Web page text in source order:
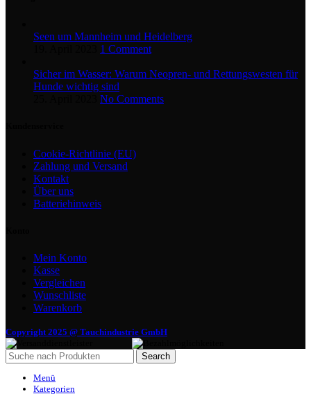
Seen um Mannheim und Heidelberg
1 Comment
Sicher im Wasser: Warum Neopren- und Rettungswesten für
Hunde wichtig sind
No Comments
Cookie-Richtlinie (EU)
Zahlung und Versand
Kontakt
Über uns
Batteriehinweis
Mein Konto
Kasse
Vergleichen
Wunschliste
Warenkorb
Copyright 2025 @ Tauchindustrie GmbH
Search
Menü
Kategorien